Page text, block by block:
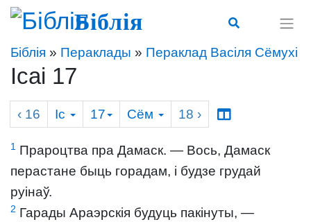
Біблія
Біблія » Пераклады » Пераклад Васіля Сёмухі
Ісаі 17
‹ 16 Іс 17 Сём 18 ›
1 Прароцтва пра Дамаск. — Вось, Дамаск
перастане быць горадам, і будзе грудай
руінаў.
2 Гарады Араэрскія будуць пакінуты, —